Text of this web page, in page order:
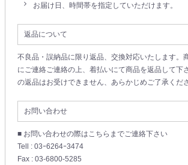
お届け日、時間帯を指定していただけます。
返品について
不良品・誤納品に限り返品、交換対応いたします。
にご連絡ご連絡の上、着払いにて商品を返品して下
の返品はお受けできません、あらかじめご了承くださ
お問い合わせ
■ お問い合わせの際はこちらまでご連絡下さい
Tell : 03ｰ6264ｰ3474
Fax : 03-6800-5285